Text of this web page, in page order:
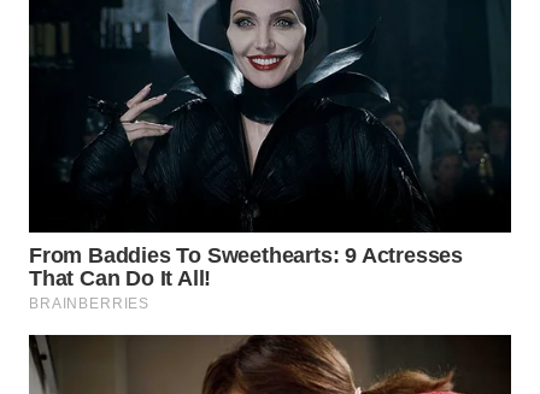
NATUNA
BINTAN
WN
MANDALIKA
WN
LIKUPANG
LABUANBAJO